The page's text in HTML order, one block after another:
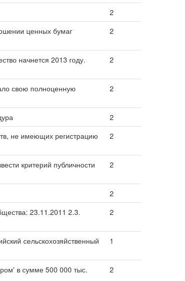
2
ценных бумаг
2
начнется 2013 году.
2
свою полноценную
2
2
не имеющих регистрацию
2
критерий публичности
2
2
23.11.2011 2.3.
2
сельскохозяйственный
1
в сумме 500 000 тыс.
2